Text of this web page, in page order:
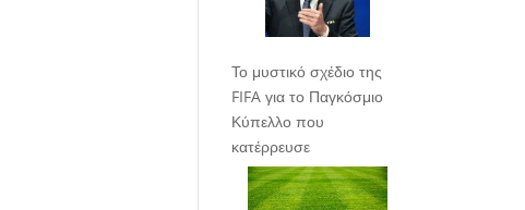
Το μυστικό σχέδιο της
FIFA για το Παγκόσμιο
Κύπελλο που
κατέρρευσε